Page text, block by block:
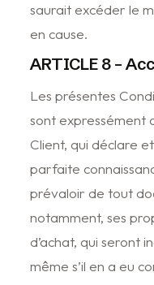
saurait excéder le
en cause.
ARTICLE 8 –
Les présentes
sont expressément
Client, qui déclare
parfaite
prévaloir de tout
notamment, ses
d’achat, qui seront
même s’il en a eu